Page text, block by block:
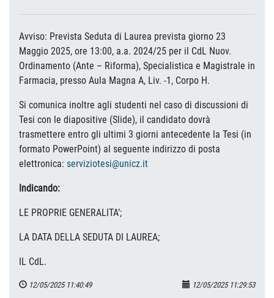
Avviso: Prevista Seduta di Laurea prevista giorno 23
Maggio 2025, ore 13:00, a.a. 2024/25 per il CdL Nuov.
Ordinamento (Ante – Riforma), Specialistica e Magistrale in
Farmacia, presso Aula Magna A, Liv. -1, Corpo H.
Si comunica inoltre agli studenti nel caso di discussioni di
Tesi con le diapositive (Slide), il candidato dovrà
trasmettere entro gli ultimi 3 giorni antecedente la Tesi (in
formato PowerPoint) al seguente indirizzo di posta
elettronica: serviziotesi@unicz.it
Indicando:
LE PROPRIE GENERALITA’;
LA DATA DELLA SEDUTA DI LAUREA;
IL CdL.
12/05/2025 11:40:49 12/05/2025 11:29:53